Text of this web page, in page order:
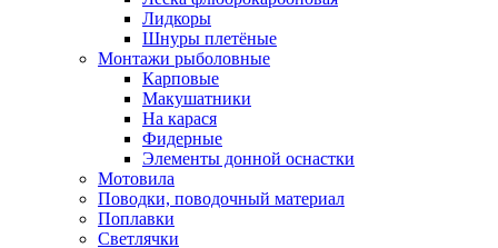
Лидкоры
Шнуры плетёные
Монтажи рыболовные
Карповые
Макушатники
На карася
Фидерные
Элементы донной оснастки
Мотовила
Поводки, поводочный материал
Поплавки
Светлячки